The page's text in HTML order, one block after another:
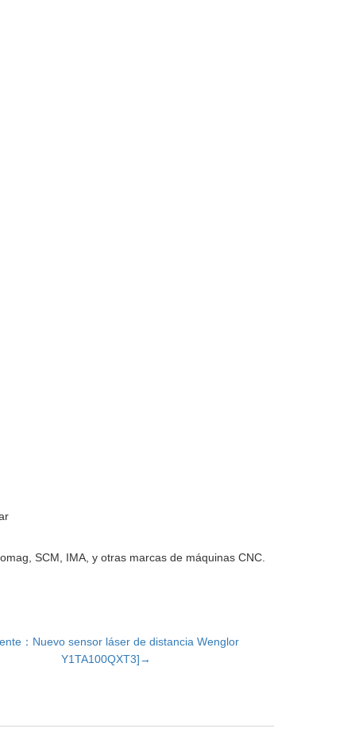
SCM, IMA, y otras marcas de máquinas CNC.
：Nuevo sensor láser de distancia Wenglor
Y1TA100QXT3]→